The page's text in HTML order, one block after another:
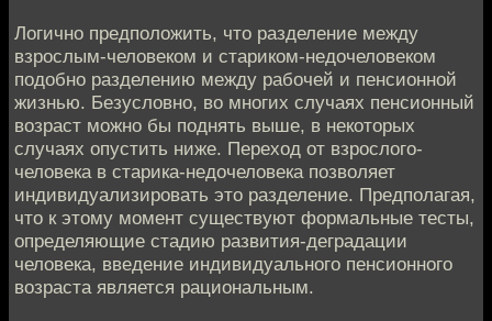
Логично предположить, что разделение между
взрослым-человеком и стариком-недочеловеком
подобно разделению между рабочей и пенсионной
жизнью. Безусловно, во многих случаях пенсионный
возраст можно бы поднять выше, в некоторых
случаях опустить ниже. Переход от взрослого-
человека в старика-недочеловека позволяет
индивидуализировать это разделение. Предполагая,
что к этому момент существуют формальные тесты,
определяющие стадию развития-деградации
человека, введение индивидуального пенсионного
возраста является рациональным.